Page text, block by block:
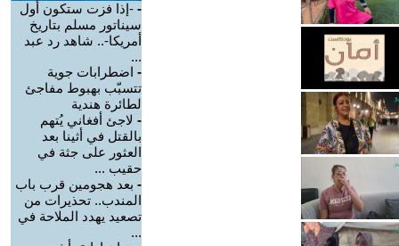
- -إذا فزت ستكون أول
سيناتور مسلم بتاريخ
أمريكا-.. شاهد رد عبد
...
- اضطرابات جوية
تتسبّب بهبوط مفاجئ
لطائرة هندية
- لاجئ أفغاني يُتهم
بالقتل في أثينا بعد
العثور على جثة في
حقيب ...
- بعد هجومين قرب باب
المندب.. تحذيرات من
تصعيد يهدد الملاحة في
...